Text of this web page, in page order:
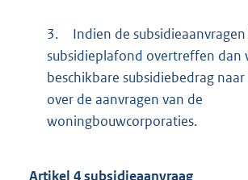
3.
Indien de
subsidieplafond overtreffen dan
beschikbare subsidiebedrag
over de aanvragen van de
woningbouwcorporaties.
Artikel 4subsidieaanvraag